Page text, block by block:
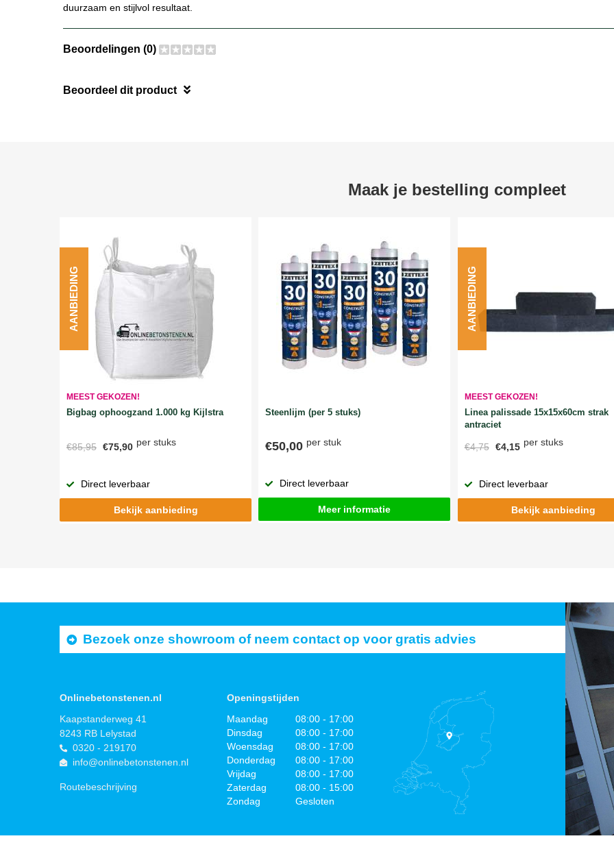
duurzaam en stijlvol resultaat.
Beoordelingen (0)
Beoordeel dit product
Maak je bestelling compleet
MEEST GEKOZEN!
Bigbag ophoogzand 1.000 kg Kijlstra
€85,95 €75,90 per stuks
AANBIEDING
Direct leverbaar
Bekijk aanbieding
Steenlijm (per 5 stuks)
€50,00 per stuk
Direct leverbaar
Meer informatie
MEEST GEKOZEN!
Linea palissade 15x15x60cm strak
antraciet
€4,75 €4,15 per stuks
AANBIEDING
Direct leverbaar
Bekijk aanbieding
Bezoek onze showroom of neem contact op voor gratis advies
Onlinebetonstenen.nl
Kaapstanderweg 41
8243 RB Lelystad
0320 - 219170
info@onlinebetonstenen.nl
Routebeschrijving
Openingstijden
Maandag
08:00 - 17:00
Dinsdag
08:00 - 17:00
Woensdag
08:00 - 17:00
Donderdag
08:00 - 17:00
Vrijdag
08:00 - 17:00
Zaterdag
08:00 - 15:00
Zondag
Gesloten